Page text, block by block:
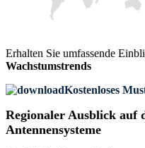
Erhalten Sie umfassende
Wachstumstrends
Kostenloses
Regionaler Ausblick
Antennensysteme